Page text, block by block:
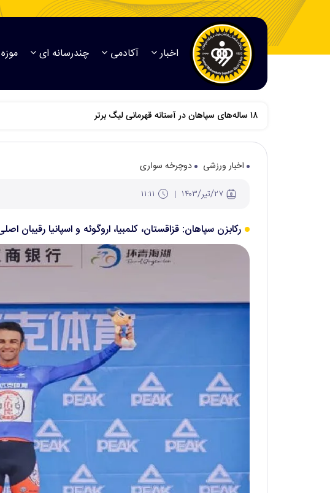
اخبار آکادمی چندرسانه ای
اخبار ورزشی
دوچرخه سواری
رکابزن سپاهان: قزاقستان، کلمبیا، اروگوئه و اسپانیا رقیبان